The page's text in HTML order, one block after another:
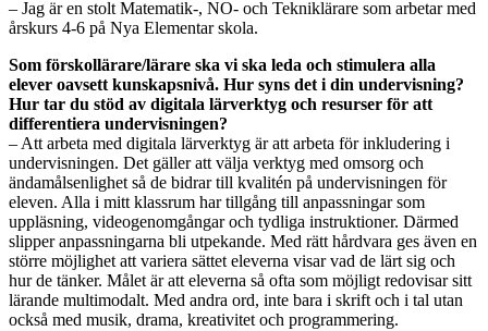
– Jag är en stolt Matematik-, NO- och Tekniklärare som arbetar med
årskurs 4-6 på Nya Elementar skola.
Som förskollärare/lärare ska vi ska leda och stimulera alla
elever oavsett kunskapsnivå. Hur syns det i din undervisning?
Hur tar du stöd av digitala lärverktyg och resurser för att
differentiera undervisningen?
– Att arbeta med digitala lärverktyg är att arbeta för inkludering i
undervisningen. Det gäller att välja verktyg med omsorg och
ändamålsenlighet så de bidrar till kvalitén på undervisningen för
eleven. Alla i mitt klassrum har tillgång till anpassningar som
uppläsning, videogenomgångar och tydliga instruktioner. Därmed
slipper anpassningarna bli utpekande. Med rätt hårdvara ges även en
större möjlighet att variera sättet eleverna visar vad de lärt sig och
hur de tänker. Målet är att eleverna så ofta som möjligt redovisar sitt
lärande multimodalt. Med andra ord, inte bara i skrift och i tal utan
också med musik, drama, kreativitet och programmering.